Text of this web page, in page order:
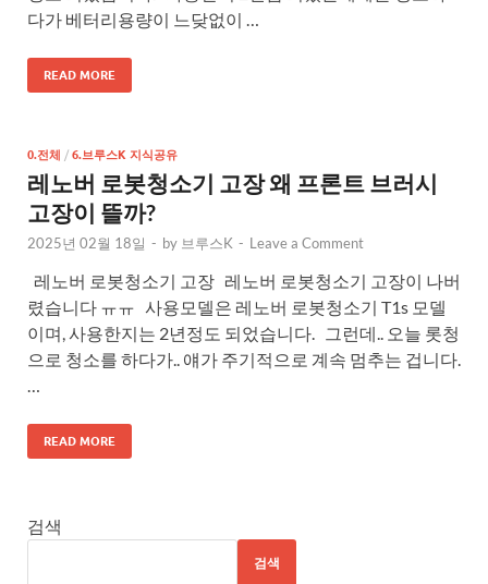
다가 베터리용량이 느닺없이 …
READ MORE
0.전체 / 6.브루스K 지식공유
레노버 로봇청소기 고장 왜 프론트 브러시
고장이 뜰까?
2025년 02월 18일 - by 브루스K - Leave a Comment
레노버 로봇청소기 고장 레노버 로봇청소기 고장이 나버
렸습니다 ㅠㅠ 사용모델은 레노버 로봇청소기 T1s 모델
이며, 사용한지는 2년정도 되었습니다. 그런데.. 오늘 롯청
으로 청소를 하다가.. 얘가 주기적으로 계속 멈추는 겁니다.
READ MORE
검색
검색